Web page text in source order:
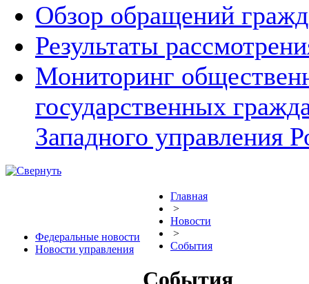
Обзор обращений
Результаты
Мониторинг
государственных
Западного управления
Федеральные новости
Новости управления
Главная
>
Новости
>
События